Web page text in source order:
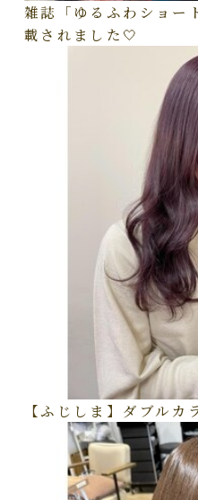
雑誌「ゆるふわショ
載されました🤍
【ふじしま】ダブルカ